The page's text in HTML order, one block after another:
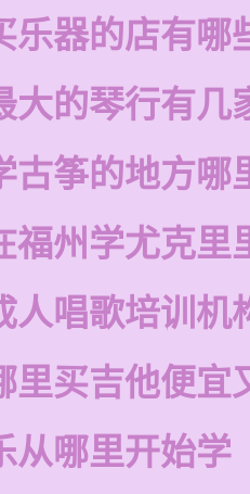
乐器的店有哪
大的琴行有几
古筝的地方哪
福州学尤克里
人唱歌培训机
里买吉他便宜
从哪里开始学